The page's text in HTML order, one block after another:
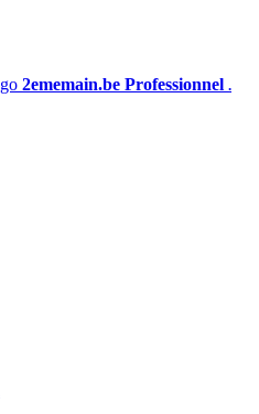
2ememain.be Professionnel .